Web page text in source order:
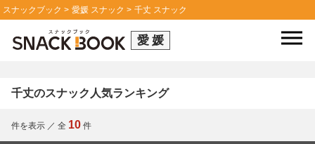
スナックブック 愛媛 スナック 千丈 スナック
愛媛
千丈のスナック人気ランキング
件を表示 ／ 全 10 件